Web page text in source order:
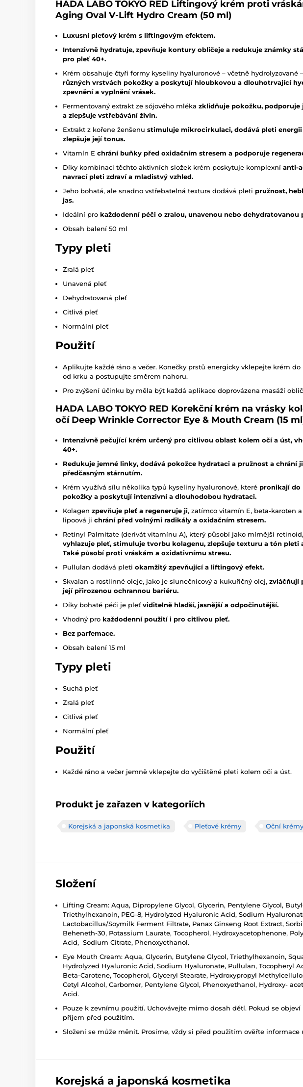
HADA LABO TOKYO RED Liftingový krém proti
Aging Oval V-Lift Hydro Cream (50 ml)
Luxusní pleťový krém s liftingovým efektem.
Intenzivně hydratuje, zpevňuje kontury obličeje a redukuje známky
pro pleť 40+.
Krém obsahuje čtyři formy kyseliny hyaluronové – včetně hydrolyzované
různých vrstvách pokožky a poskytují hloubkovou a dlouhotrvající
zpevnění a vyplnění vrásek.
Fermentovaný extrakt ze sójového mléka zklidňuje pokožku, podporuje
a zlepšuje vstřebávání živin.
Extrakt z kořene ženšenu stimuluje mikrocirkulaci, dodává pleti
zlepšuje její tonus.
Vitamín E chrání buňky před oxidačním stresem a podporuje
Díky kombinaci těchto aktivních složek krém poskytuje komplexní anti-
navrací pleti zdraví a mladistvý vzhled.
Jeho bohatá, ale snadno vstřebatelná textura dodává pleti pružnost,
jas.
Ideální pro každodenní péči o zralou, unavenou nebo dehydratovanou
Obsah balení 50 ml
Typy pleti
Zralá pleť
Unavená pleť
Dehydratovaná pleť
Citlivá pleť
Normální pleť
Použití
Aplikujte každé ráno a večer. Konečky prstů energicky vklepejte krém do
od krku a postupujte směrem nahoru.
Pro zvýšení účinku by měla být každá aplikace doprovázena masáží
HADA LABO TOKYO RED Korekční krém na vrásky
očí Deep Wrinkle Corrector Eye & Mouth Cream (15
Intenzivně pečující krém určený pro citlivou oblast kolem očí a úst,
40+.
Redukuje jemné linky, dodává pokožce hydrataci a pružnost a chrání
předčasným stárnutím.
Krém využívá sílu několika typů kyseliny hyaluronové, které pronikají do
pokožky a poskytují intenzivní a dlouhodobou hydrataci.
Kolagen zpevňuje pleť a regeneruje ji, zatímco vitamín E, beta-karoten
lipoová ji chrání před volnými radikály a oxidačním stresem.
Retinyl Palmitate (derivát vitamínu A), který působí jako mírnější retinoid,
vyhlazuje pleť, stimuluje tvorbu kolagenu, zlepšuje texturu a tón pleti
Také působí proti vráskám a oxidativnímu stresu.
Pullulan dodává pleti okamžitý zpevňující a liftingový efekt.
Skvalan a rostlinné oleje, jako je slunečnicový a kukuřičný olej, zvláčňují
její přirozenou ochrannou bariéru.
Díky bohaté péči je pleť viditelně hladší, jasnější a odpočinutější.
Vhodný pro každodenní použití i pro citlivou pleť.
Bez parfemace.
Obsah balení 15 ml
Typy pleti
Suchá pleť
Zralá pleť
Citlivá pleť
Normální pleť
Použití
Každé ráno a večer jemně vklepejte do vyčištěné pleti kolem očí a úst.
Produkt je zařazen v kategoriích
Korejská a japonská kosmetika Pleťové krémy Oční krémy
Složení
Lifting Cream: Aqua, Dipropylene Glycol, Glycerin, Pentylene Glycol,
Triethylhexanoin, PEG-8, Hydrolyzed Hyaluronic Acid, Sodium
Lactobacillus/Soymilk Ferment Filtrate, Panax Ginseng Root Extract,
Beheneth-30, Potassium Laurate, Tocopherol, Hydroxyacetophenone,
Acid, Sodium Citrate, Phenoxyethanol.
Eye Mouth Cream: Aqua, Glycerin, Butylene Glycol, Triethylhexanoin,
Hydrolyzed Hyaluronic Acid, Sodium Hyaluronate, Pullulan, Tocopheryl
Beta-Carotene, Tocopherol, Glyceryl Stearate, Hydroxypropyl
Cetyl Alcohol, Carbomer, Pentylene Glycol, Phenoxyethanol, Hydroxy-
Acid.
Pouze k zevnímu použití. Uchovávejte mimo dosah dětí. Pokud se
příjem před použitím.
Složení se může měnit. Prosíme, vždy si před použitím ověřte informace
Korejská a japonská kosmetika